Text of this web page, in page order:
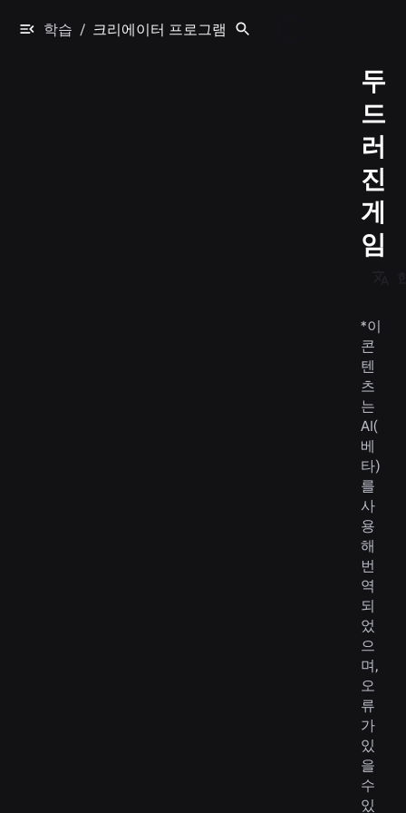
학습 / 크리에이터 프로그램
두
드
러
진
게
임
*이
콘
텐
츠
는
AI(
베
타)
를
사
용
해
번
역
되
었
으
며,
오
류
가
있
을
수
있